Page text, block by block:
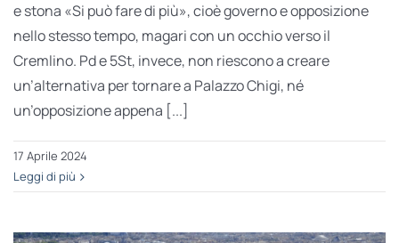
e stona «Si può fare di più», cioè governo e opposizione
nello stesso tempo, magari con un occhio verso il
Cremlino. Pd e 5St, invece, non riescono a creare
un’alternativa per tornare a Palazzo Chigi, né
un’opposizione appena [...]
17 Aprile 2024
Leggi di più